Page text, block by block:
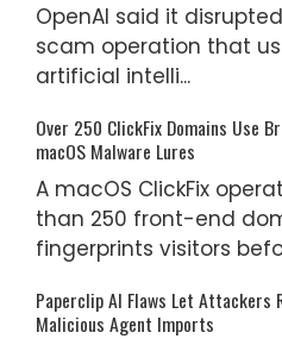
OpenAI said it
scam operation that
artificial intelli...
Over 250 ClickFix Domains Use
macOS Malware Lures
A macOS ClickFix
than 250 front-end
fingerprints visitors
Paperclip AI Flaws Let Attackers
Malicious Agent Imports